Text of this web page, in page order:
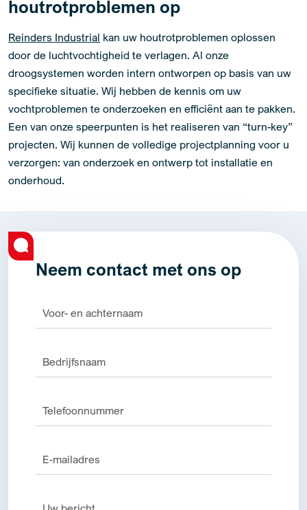
houtrotproblemen op
Reinders Industrial kan uw houtrotproblemen oplossen
door de luchtvochtigheid te verlagen. Al onze
droogsystemen worden intern ontworpen op basis van uw
specifieke situatie. Wij hebben de kennis om uw
vochtproblemen te onderzoeken en efficiënt aan te pakken.
Een van onze speerpunten is het realiseren van “turn-key”
projecten. Wij kunnen de volledige projectplanning voor u
verzorgen: van onderzoek en ontwerp tot installatie en
onderhoud.
Neem contact met ons op